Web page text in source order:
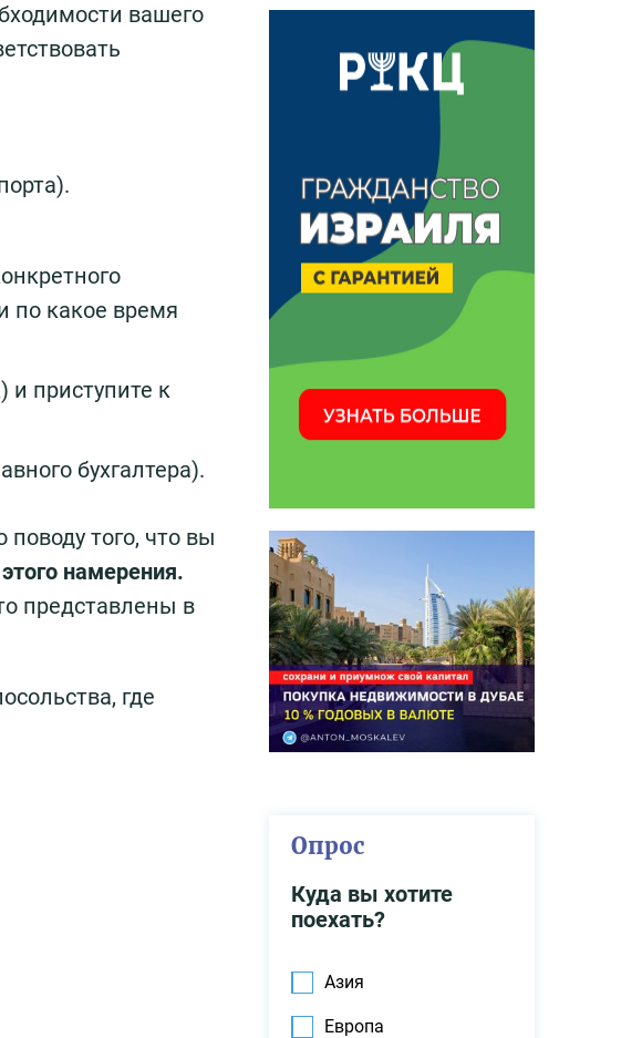
вашего
по какое время
и приступите к
бухгалтера).
того, что вы
намерения.
представлены в
где
Опрос
Куда вы хотите
поехать?
Азия
Европа